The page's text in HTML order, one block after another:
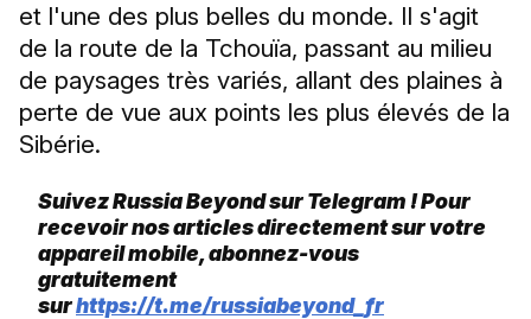
et l'une des plus belles du monde. Il s'agit
de la route de la Tchouïa, passant au milieu
de paysages très variés, allant des plaines à
perte de vue aux points les plus élevés de la
Sibérie.
Suivez Russia Beyond sur Telegram ! Pour
recevoir nos articles directement sur votre
appareil mobile, abonnez-vous
gratuitement
surhttps://t.me/russiabeyond_fr